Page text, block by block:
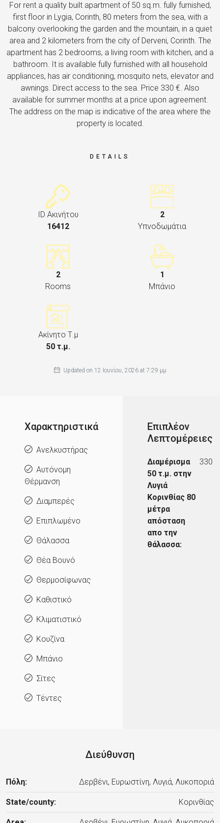
For rent a quality built apartment of 50 sq.m. fully furnished,
first floor in Lygia, Corinth, 80 meters from the sea, with a
balcony overlooking the garden and the mountain, in a quiet
area and 2 kilometers from the city of Derveni, Corinth. The
apartment has 2 bedrooms, a living room with kitchen, and a
bathroom. It is available fully furnished with all household
appliances, has air conditioning, mosquito nets, elevator and
awnings. Direct access to the sea. Price 330 €. Also
available for summer months at a price upon agreement.
The address on the map is indicative of the area where the
property is located.
DETAILS
ID Ακινήτου
16412
2
Υπνοδωμάτια
2
Rooms
1
Μπάνιο
Ακίνητο Τ.μ
50 τ.μ.
Updated on 12 Ιουνίου, 2026 at 7:29 μμ
Χαρακτηριστικά
Ανελκυστήρας
Αυτόνομη
Θέρμανση
Διαμπερές
Επιπλωμένο
Θάλασσα
Θέα Βουνό
Θερμοσίφωνας
Καθιστικό
Κλιματιστικό
Κουζίνα
Μπάνιο
Σίτες
Τέντες
Επιπλέον
Λεπτομέρειες
Διαμέρισμα
50 τ.μ. στην
Λυγιά
Κορινθίας 80
μέτρα
απόσταση
απο την
θάλασσα:
330
Διεύθυνση
Πόλη: Δερβένι, Ευρωστίνη, Λυγιά, Λυκοποριά
State/county: Κορινθίας